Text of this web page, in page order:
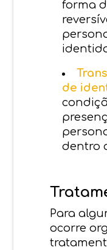
forma
de
dentro
Para
ocorre